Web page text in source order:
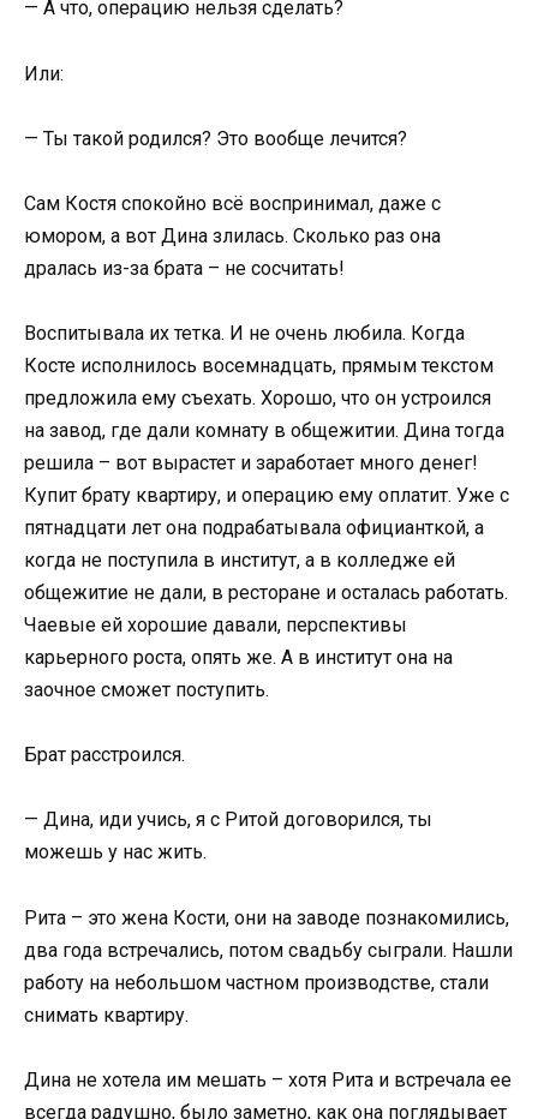
— А что, операцию нельзя сделать?
Или:
— Ты такой родился? Это вообще лечится?
Сам Костя спокойно всё воспринимал, даже с
юмором, а вот Дина злилась. Сколько раз она
дралась из-за брата – не сосчитать!
Воспитывала их тетка. И не очень любила. Когда
Косте исполнилось восемнадцать, прямым текстом
предложила ему съехать. Хорошо, что он устроился
на завод, где дали комнату в общежитии. Дина тогда
решила – вот вырастет и заработает много денег!
Купит брату квартиру, и операцию ему оплатит. Уже с
пятнадцати лет она подрабатывала официанткой, а
когда не поступила в институт, а в колледже ей
общежитие не дали, в ресторане и осталась работать.
Чаевые ей хорошие давали, перспективы
карьерного роста, опять же. А в институт она на
заочное сможет поступить.
Брат расстроился.
— Дина, иди учись, я с Ритой договорился, ты
можешь у нас жить.
Рита – это жена Кости, они на заводе познакомились,
два года встречались, потом свадьбу сыграли. Нашли
работу на небольшом частном производстве, стали
снимать квартиру.
Дина не хотела им мешать – хотя Рита и встречала ее
всегда радушно, было заметно, как она поглядывает